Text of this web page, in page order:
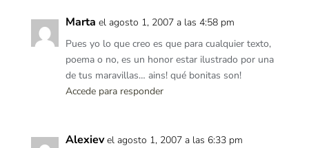
Marta el agosto 1, 2007 a las 4:58 pm
Pues yo lo que creo es que para cualquier texto,
poema o no, es un honor estar ilustrado por una
de tus maravillas… ains! qué bonitas son!
Accede para responder
Alexiev el agosto 1, 2007 a las 6:33 pm